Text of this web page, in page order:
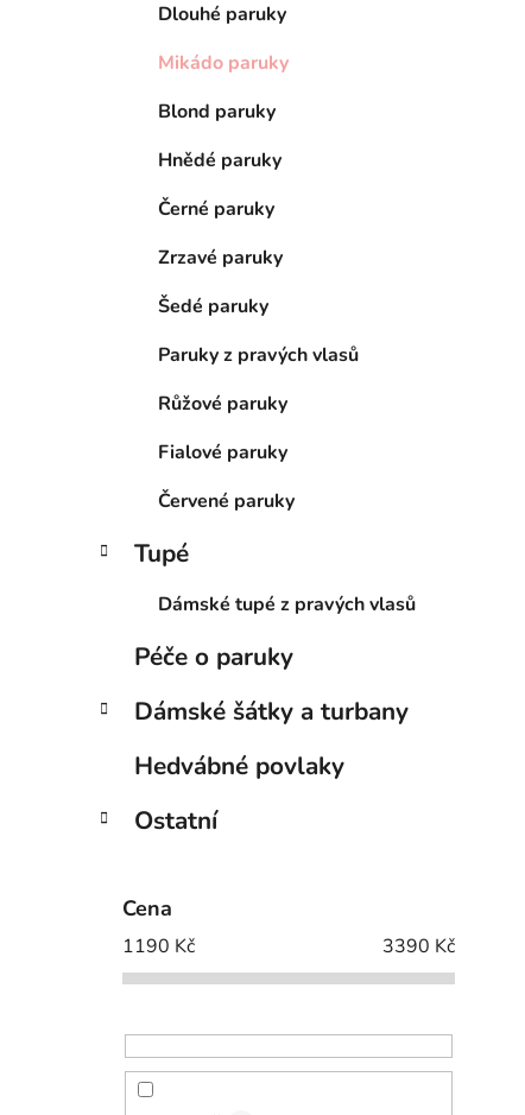
Dlouhé paruky
Mikádo paruky
Blond paruky
Hnědé paruky
Černé paruky
Zrzavé paruky
Šedé paruky
Paruky z pravých vlasů
Růžové paruky
Fialové paruky
Červené paruky
Tupé
Dámské tupé z pravých vlasů
Péče o paruky
Dámské šátky a turbany
Hedvábné povlaky
Ostatní
Cena
1190 Kč 3390 Kč